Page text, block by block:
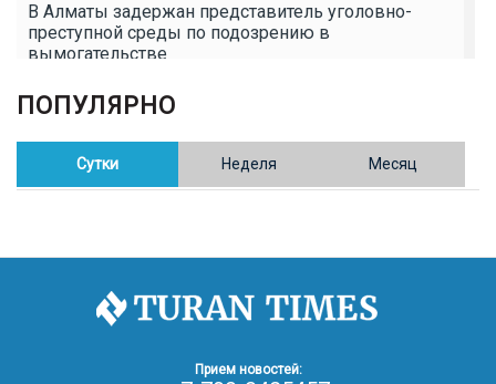
В Алматы задержан представитель уголовно-
преступной среды по подозрению в
вымогательстве
ОБЩЕСТВО
Полицейские пресекли незаконное выращивание
конопли в Таразе
Казахстан возглавил Договор о зоне, свободной от
8 тыс. жителей Степногорска получили перерасчёт
ПОПУЛЯРНО
Сутки Неделя Месяц
Прием новостей: